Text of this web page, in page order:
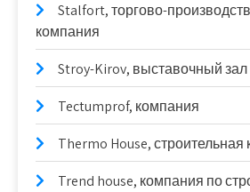
Stalfort, торгово-
компания
Stroy-Kirov, выставочный зал
Tectumprof, компания
Thermo House,
Trend house, компания по